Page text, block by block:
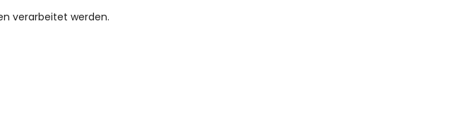
verarbeitet werden.